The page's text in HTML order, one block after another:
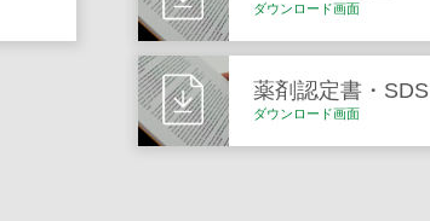
ダウンロード画面
薬剤認定書・SDS
ダウンロード画面